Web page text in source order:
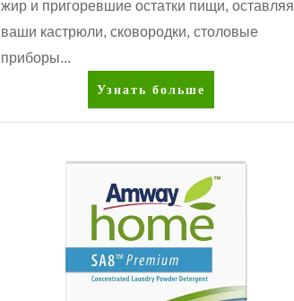
жир и пригоревшие остатки пищи, оставляя
ваши кастрюли, сковородки, столовые
приборы...
DISH
DROPS™
жидкость
для
мытья
посуды
Узнать больше